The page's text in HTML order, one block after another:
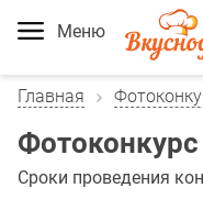
Меню
Главная
Сроки проведения